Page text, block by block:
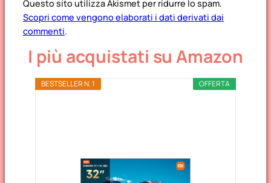
Questo sito utilizza Akismet per ridurre lo spam.
Scopri come vengono elaborati i dati derivati dai
commenti.
I più acquistati su Amazon
OFFERTA
BESTSELLER N. 1